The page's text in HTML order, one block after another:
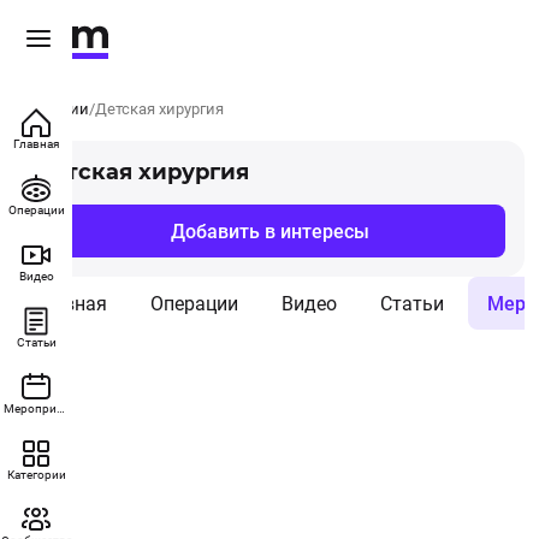
Главная
Операции
Видео
Статьи
Категории
Категории Детская хирургия
Детская хирургия
Добавить в интересы
Главная Операции Видео Статьи